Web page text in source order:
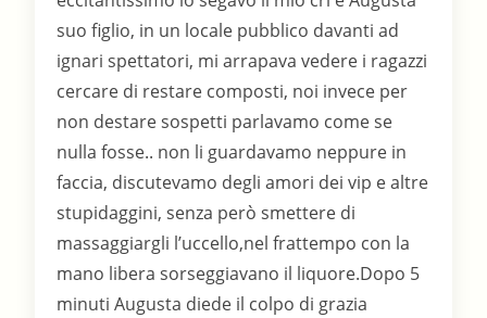
suo figlio, in un locale pubblico davanti ad
ignari spettatori, mi arrapava vedere i ragazzi
cercare di restare composti, noi invece per
non destare sospetti parlavamo come se
nulla fosse.. non li guardavamo neppure in
faccia, discutevamo degli amori dei vip e altre
stupidaggini, senza però smettere di
massaggiargli l’uccello,nel frattempo con la
mano libera sorseggiavano il liquore.Dopo 5
minuti Augusta diede il colpo di grazia